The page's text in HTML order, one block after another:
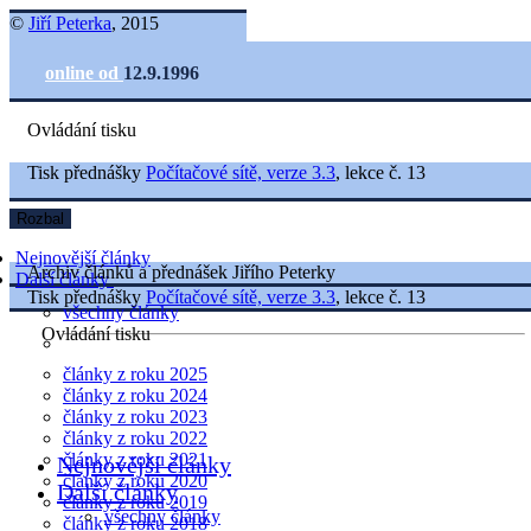
© Jiří Peterka, 2015
online od 12.9.1996
Ovládání tisku
Nejnovější články
Další články
všechny články
články z roku 2025
články z roku 2024
články z roku 2023
články z roku 2022
články z roku 2021
články z roku 2020
články z roku 2019
články z roku 2018
Tisk přednášky Počítačové sítě, verze 3.3, lekce č. 13
Rozbal
Archiv článků a přednášek Jiřího Peterky
Tisk přednášky Počítačové sítě, verze 3.3, lekce č. 13
Ovládání tisku
Nejnovější články
Další články
všechny články